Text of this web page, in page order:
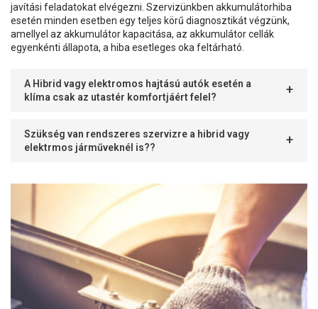
javítási feladatokat elvégezni. Szervizünkben akkumulátorhiba
esetén minden esetben egy teljes körű diagnosztikát végzünk,
amellyel az akkumulátor kapacitása, az akkumulátor cellák
egyenkénti állapota, a hiba esetleges oka feltárható.
A Hibrid vagy elektromos hajtású autók esetén a
klíma csak az utastér komfortjáért felel?
Szükség van rendszeres szervizre a hibrid vagy
elektrmos járműveknél is??